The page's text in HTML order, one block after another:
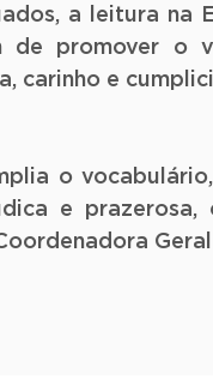
a leitura
de promover o
carinho e
o
e